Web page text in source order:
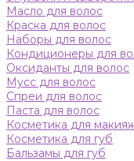
Масло для волос
Краска для волос
Наборы для волос
Кондиционеры для
Оксиданты для волос
Мусс для волос
Спреи для волос
Паста для волос
Косметика для
Косметика для губ
Бальзамы для губ